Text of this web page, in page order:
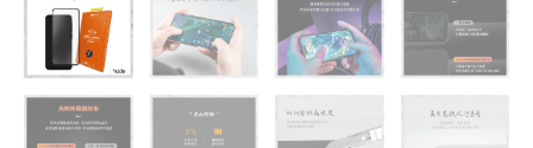
量